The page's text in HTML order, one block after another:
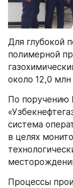
Для глубокой
полимерной
около 12,0 млн
По поручению
система
в целях
Процессы